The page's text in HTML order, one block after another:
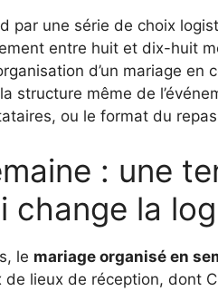
par une série de choix
entre huit et dix-huit
d’un mariage en
structure même de
ou le format du
: une
change la
le mariage organisé en
lieux de réception, dont